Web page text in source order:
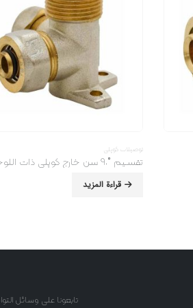
توصیلات کوپلی
تقسـیم ˚٩٠ سن خارج کوپلی ذات اللوحة
قراءة المزيد
تابعونا على وسائل